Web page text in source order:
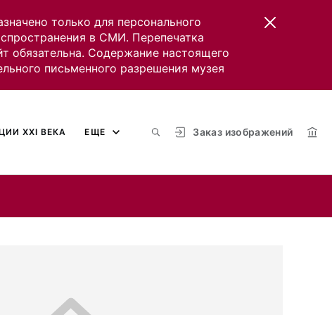
только для персонального
в СМИ. Перепечатка
обязательна. Содержание настоящего
письменного разрешения музея
Заказ изображений
XXI ВЕКА ЕЩЕ